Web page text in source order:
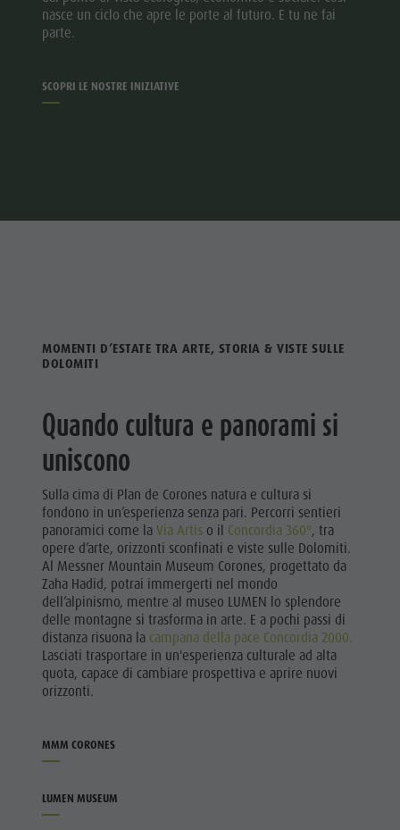
nasce un ciclo che apre le porte al futuro. E tu ne fai
parte.
SCOPRI LE NOSTRE INIZIATIVE
MOMENTI D’ESTATE TRA ARTE, STORIA & VISTE SULLE
DOLOMITI
Quando cultura e panorami si
uniscono
Sulla cima di Plan de Corones natura e cultura si
fondono in un’esperienza senza pari. Percorri sentieri
panoramici come laVia Artis o il Concordia 360°, tra
opere d’arte, orizzonti sconfinati e viste sulle Dolomiti.
Al Messner Mountain Museum Corones, progettato da
Zaha Hadid, potrai immergerti nel mondo
dell’alpinismo, mentre al museo LUMEN lo splendore
delle montagne si trasforma in arte. E a pochi passi di
distanza risuona la campana della pace Concordia 2000.
Lasciati trasportare in un'esperienza culturale ad alta
quota, capace di cambiare prospettiva e aprire nuovi
orizzonti.
MMM CORONES
LUMEN MUSEUM